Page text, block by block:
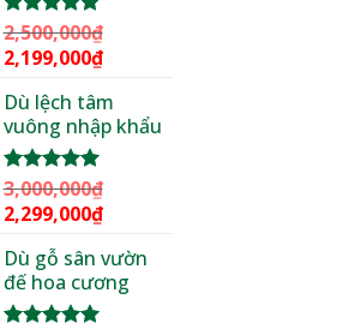
Được xếp
hạng5.00
5 sao
2,500,000₫
Giá
là:
2,500,000₫.
2,199,000₫Giá
tại
là:
Dù lệch tâm
vuông nhập khẩu
Được xếp
hạng5.00
5 sao
3,000,000₫
Giá
là:
3,000,000₫.
2,299,000₫Giá
tại
là:
Dù gỗ sân vườn
đế hoa cương